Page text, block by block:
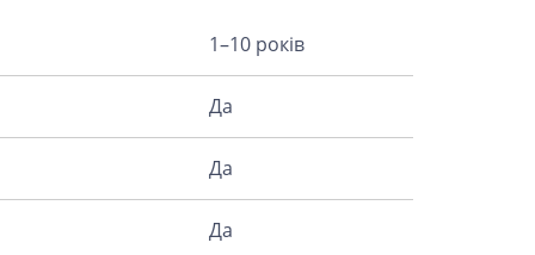
1–10 років
Да
Да
Да